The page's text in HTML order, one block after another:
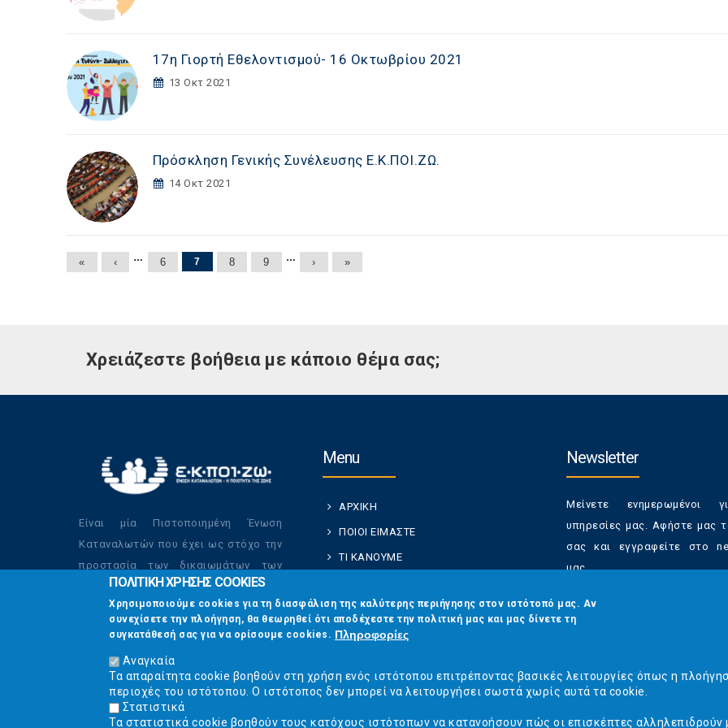
17η Γιορτή Εθελοντισμού- 16 Οκτωβρίου 2021
13 Οκτ 2021
Πρόσκληση Γενικής Συνέλευσης Ε.Κ.ΠΟΙ.ΖΩ.
14 Οκτ 2021
Σελίδες
« ‹ … 6 7 8 9 … › »
Χρειάζεστε βοήθεια με κάποιο θέμα σας;
Είναι μία Πιστοποιημένη Ένωση
Καταναλωτών που έχει ως στόχο την
προστασία των δικαιωμάτων των
καταναλωτών και την βελτίωση της
ποιότητας της ζωής τους.
Menu
ΑΡΧΙΚΗ
ΠΟΙΟΙ ΕΙΜΑΣΤΕ
ΤΙ ΚΑΝΟΥΜΕ
ΟΙ ΔΡΑΣΕΙΣ ΜΑΣ
ΕΠΙΚΟΙΝΩΝΙΑ
Newsletter
Μείνετε ενημερωμένοι
υπηρεσίες μας. Αφήστε μας
σας και εγγραφείτε στο
μας.
Έχετε τη δυνατότητα
από τα newsletters μας
Email*
ΠΟΛΙΤΙΚΗ ΧΡΗΣΗΣ COOKIES
Χρησιμοποιούμε cookies για τη διασφάλιση της καλύτερης περιήγησης στον ιστότοπό μας. Αν
συνεχίσετε την πλοήγηση, θα θεωρηθεί ότι αποδέχεστε την πολιτική μας και μας δίνετε τη
συγκατάθεσή σας για να ορίσουμε cookies. Πληροφορίες
Αναγκαία
Τα απαραίτητα cookie βοηθούν στη χρήση ενός ιστότοπου επιτρέποντας βασικές λειτουργίες όπως η
περιοχές του ιστότοπου. Ο ιστότοπος δεν μπορεί να λειτουργήσει σωστά χωρίς αυτά τα cookie.
Στατιστικά
Τα στατιστικά cookie βοηθούν τους κατόχους ιστότοπων να κατανοήσουν πώς οι επισκέπτες αλληλεπιδρούν